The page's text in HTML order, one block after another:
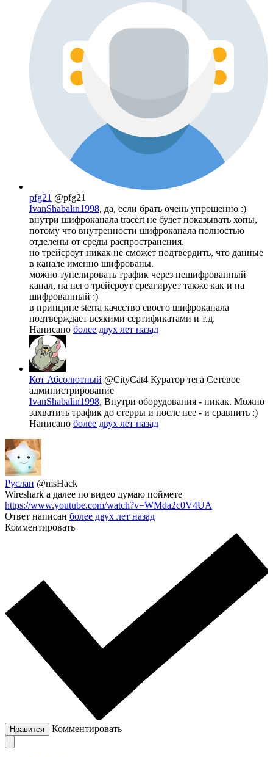
pfg21 @pfg21
IvanShabalin1998, да, если брать очень упрощенно :)
внутри шифроканала tracert не будет показывать хопы,
потому что внутренности шифроканала полностью
отделены от среды распространения.
но трейсроут никак не сможет подтвердить, что данные
в канале именно шифрованы.
можно тунелировать трафик через нешифрованный
канал, на него трейсроут среагирует также как и на
шифрованный :)
в принципе sterra качество своего шифроканала
подтверждает всякими сертификатами и т.д.
Написано более двух лет назад
Кот Абсолютный @CityCat4 Куратор тега Сетевое
администрирование
IvanShabalin1998, Внутри оборудования - никак. Можно
захватить трафик до стерры и после нее - и сравнить :)
Написано более двух лет назад
Руслан @msHack
Wireshark а далее по видео думаю поймете
https://www.youtube.com/watch?v=WMda2c0V4UA
Ответ написан более двух лет назад
Комментировать
Нравится Комментировать